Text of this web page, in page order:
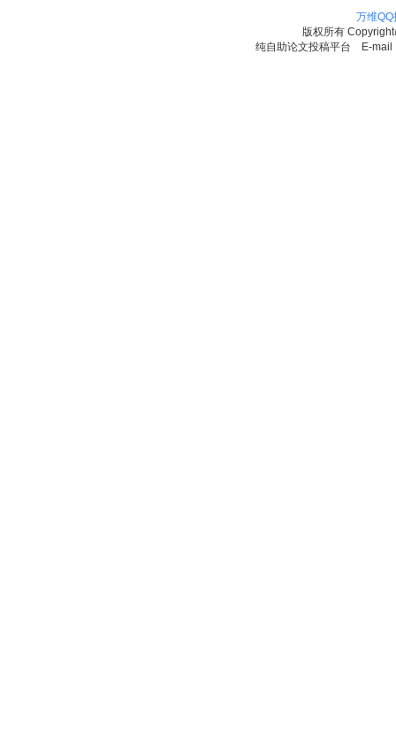
万维
版权所有
纯自助论文投稿平台 E-mail